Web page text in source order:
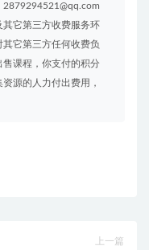
2879294521@qq.com
它第三方收费服务环
它第三方任何收费负
课程，你支付的积分
源的人力付出费用，
上一篇